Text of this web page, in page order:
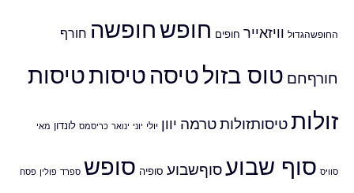
החופשהגדול וויזאייר חופים חופשחופשה חורף
חורףחם טוס בזולטיסה טיסותטיסות
זולותטיסותזולותטרמה יוון יולי יוני ינואר כריסמס לונדון מאי
סוויס סוף שבועסוףשבוע סופיה סופש ספרד פולין פסח